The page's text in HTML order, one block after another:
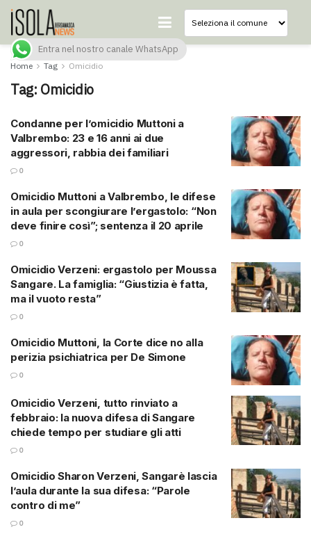
Home Tag Omicidio
Tag: Omicidio
Condanne per l’omicidio Muttoni a
Valbrembo: 23 e 16 anni ai due
aggressori, rabbia dei familiari
0
Omicidio Muttoni a Valbrembo, le difese
in aula per scongiurare l’ergastolo: “Non
deve finire così”; sentenza il 20 aprile
0
Omicidio Verzeni: ergastolo per Moussa
Sangare. La famiglia: “Giustizia è fatta,
ma il vuoto resta”
0
Omicidio Muttoni, la Corte dice no alla
perizia psichiatrica per De Simone
0
Omicidio Verzeni, tutto rinviato a
febbraio: la nuova difesa di Sangare
chiede tempo per studiare gli atti
0
Omicidio Sharon Verzeni, Sangarè lascia
l’aula durante la sua difesa: “Parole
contro di me”
0
Entra nel nostro canale WhatsApp